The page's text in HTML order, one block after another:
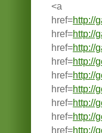
<a
href=http://
href=http://
href=http://
href=http://
href=http://
href=http://
href=http://
href=http://
href=http://